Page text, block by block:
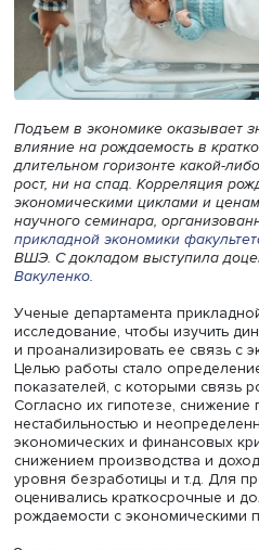
Подъем в экономике
влияние на рождаемость в
длительном горизонте
рост, ни на спад.
экономическими циклами и
научного семинара,
прикладной экономики
ВШЭ. С докладом выступила
Вакуленко.
Ученые департамента
исследование, чтобы
и проанализировать ее
Целью работы стало
показателей, с которыми